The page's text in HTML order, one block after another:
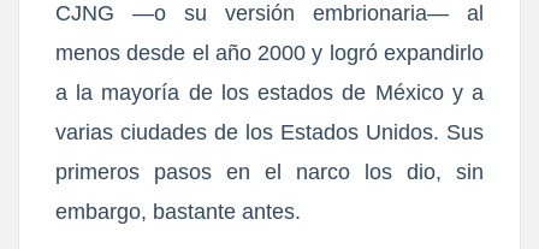
CJNG ―o su versión embrionaria― al
menos desde el año 2000 y logró expandirlo
a la mayoría de los estados de México y a
varias ciudades de los Estados Unidos. Sus
primeros pasos en el narco los dio, sin
embargo, bastante antes.